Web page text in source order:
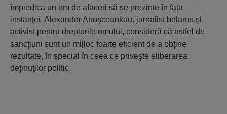
împiedica un om de afaceri să se prezinte în faţa
instanţei. Alexander Atroşceankau, jurnalist belarus şi
activist pentru drepturile omului, consideră că astfel de
sancţiuni sunt un mijloc foarte eficient de a obţine
rezultate, în special în ceea ce priveşte eliberarea
deţinuţilor politic.